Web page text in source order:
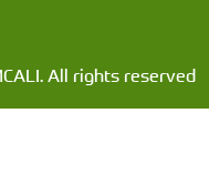
All rights reserved